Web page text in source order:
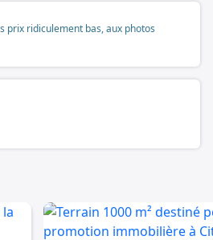
prix ridiculement bas, aux photos